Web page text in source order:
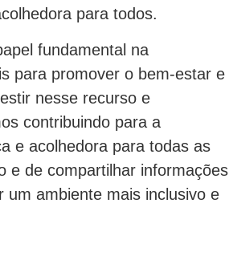
para todos.
fundamental na
para promover o bem-estar e
nesse recurso e
contribuindo para a
e acolhedora para todas as
e de compartilhar informações
ambiente mais inclusivo e